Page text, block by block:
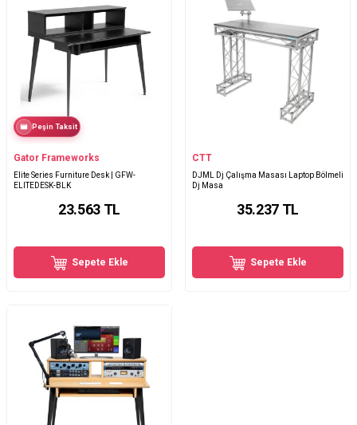
Peşin Taksit
Gator Frameworks
Elite Series Furniture Desk | GFW-
ELITEDESK-BLK
23.563TL
Sepete Ekle
CTT
DJML Dj Çalışma Masası Laptop Bölmeli
Dj Masa
35.237TL
Sepete Ekle